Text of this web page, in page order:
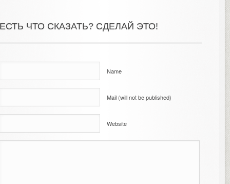
ЧТО СКАЗАТЬ? СДЕЛАЙ ЭТО!
Name
Mail (will not be published)
Website